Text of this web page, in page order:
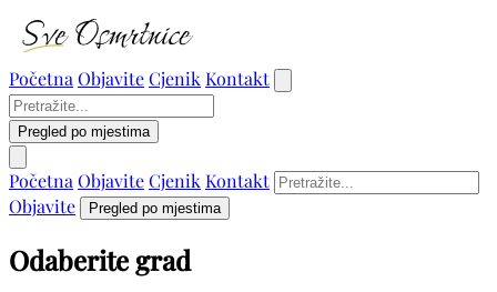
Početna ObjaviteCjenik Kontakt
Pregled po mjestima
Početna ObjaviteCjenik Kontakt
Objavite
Pregled po mjestima
Odaberite grad